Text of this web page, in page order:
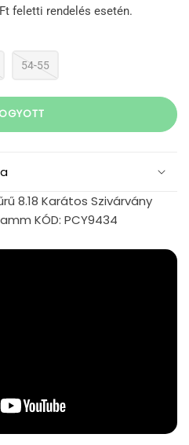
feletti rendelés esetén.
54-55
8.18 Karátos Szivárvány
KÓD: PCY9434